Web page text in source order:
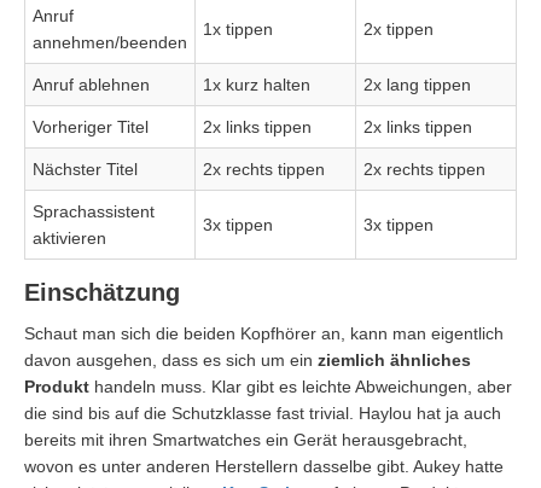
Anruf
annehmen/beenden
1x tippen 2x tippen
Anruf ablehnen 1x kurz halten 2x lang tippen
Vorheriger Titel 2x links tippen 2x links tippen
Nächster Titel 2x rechts tippen 2x rechts tippen
Sprachassistent
aktivieren
3x tippen 3x tippen
Einschätzung
Schaut man sich die beiden Kopfhörer an, kann man eigentlich
davon ausgehen, dass es sich um ein ziemlich ähnliches
Produkt handeln muss. Klar gibt es leichte Abweichungen, aber
die sind bis auf die Schutzklasse fast trivial. Haylou hat ja auch
bereits mit ihren Smartwatches ein Gerät herausgebracht,
wovon es unter anderen Herstellern dasselbe gibt. Aukey hatte